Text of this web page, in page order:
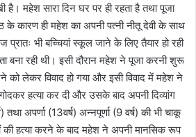
है। महेश सारा दिन घर पर ही रहता है तथा पूजा
के कारण ही महेश का अपनी पत्नी नीतू देवी के साथ
भी बच्चियां स्कूल जाने के लिए तैयार हो रही
बना रही थी। इसी दौरान महेश ने पूजा करनी शुरू
को लेकर विवाद हो गया और इसी विवाद में महेश ने
हत्या कर दी और उसके बाद अपनी दिव्यांग
तथा अपर्णा (13वर्ष) अन्नपूर्णा (9 वर्ष) की भी चाकू
की हत्या करने के बाद महेश ने अपनी मानसिक रूप